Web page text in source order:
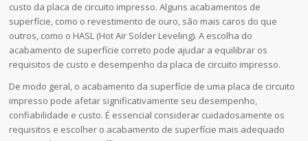
custo da placa de circuito impresso. Alguns acabamentos de
superfície, como o revestimento de ouro, são mais caros do que
outros, como o HASL (Hot Air Solder Leveling). A escolha do
acabamento de superfície correto pode ajudar a equilibrar os
requisitos de custo e desempenho da placa de circuito impresso.
De modo geral, o acabamento da superfície de uma placa de circuito
impresso pode afetar significativamente seu desempenho,
confiabilidade e custo. É essencial considerar cuidadosamente os
requisitos e escolher o acabamento de superfície mais adequado